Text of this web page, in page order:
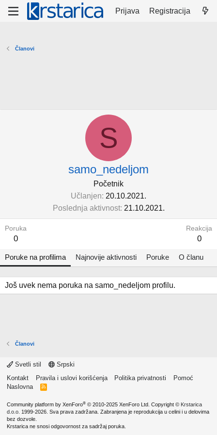
Prijava Registracija
Članovi
S
samo_nedeljom
Početnik
Učlanjen 20.10.2021.
Poslednja aktivnost 21.10.2021.
Poruka
0
Reakcija
0
Poruke na profilima Najnovije aktivnosti Poruke O članu
Još uvek nema poruka na samo_nedeljom profilu.
Članovi
Svetli stil
Srpski
Kontakt
Pravila i uslovi korišćenja Politika privatnosti
Pomoć
Naslovna
R
Community platform by XenForo® © 2010-2025 XenForo Ltd. Copyright © Krstarica
d.o.o. 1999-2026. Sva prava zadržana. Zabranjena je reprodukcija u celini i u delovima
bez dozvole.
Krstarica ne snosi odgovornost za sadržaj poruka.